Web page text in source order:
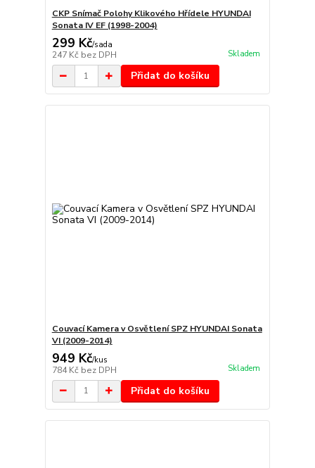
CKP Snímač Polohy Klikového Hřídele HYUNDAI
Sonata IV EF (1998-2004)
299 Kč/sada
247 Kč bez DPH Skladem
Přidat do košíku
Couvací Kamera v Osvětlení SPZ HYUNDAI Sonata
VI (2009-2014)
949 Kč/kus
784 Kč bez DPH Skladem
Přidat do košíku